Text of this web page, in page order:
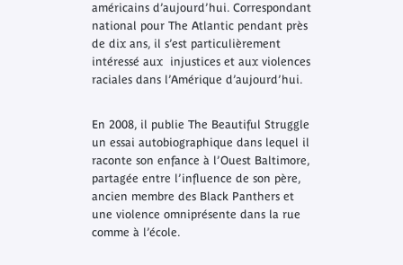
américains d’aujourd’hui. Correspondant
national pour The Atlantic pendant près
de dix ans, il s’est particulièrement
intéressé aux injustices et aux violences
raciales dans l’Amérique d’aujourd’hui.
En 2008, il publie The Beautiful Struggle
un essai autobiographique dans lequel il
raconte son enfance à l’Ouest Baltimore,
partagée entre l’influence de son père,
ancien membre des Black Panthers et
une violence omniprésente dans la rue
comme à l’école.